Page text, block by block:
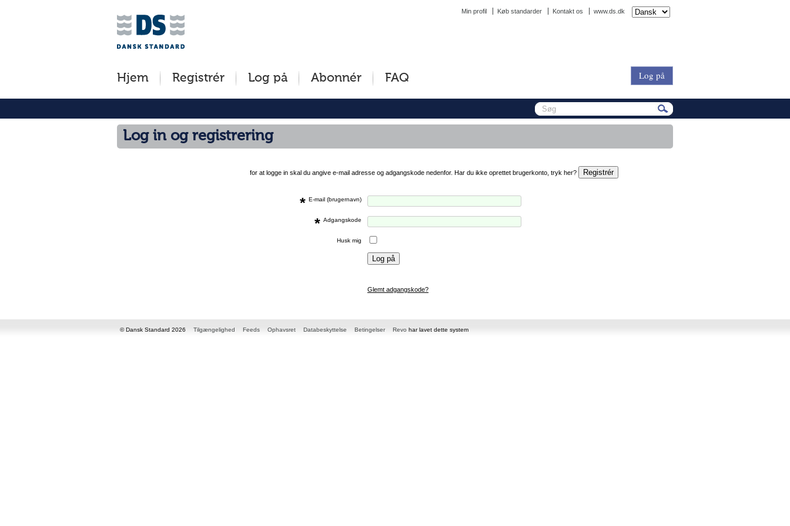
Min profil Køb standarder Kontakt os www.ds.dk
Hjem Registrér Log på Abonnér FAQ Log på
Log in og registrering
for at logge in skal du angive e-mail adresse og adgangskode nedenfor. Har du ikke oprettet brugerkonto, tryk her?
* E-mail (brugernavn)
* Adgangskode
Husk mig
Glemt adgangskode?
© Dansk Standard 2026 Tilgængelighed Feeds Ophavsret Databeskyttelse Betingelser Revo har lavet dette system